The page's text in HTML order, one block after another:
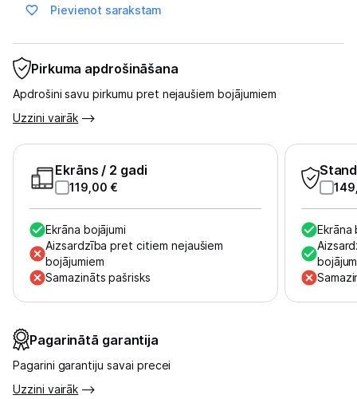
Tehnikas izvešana
Tet pakalpojumi
Kontakti
Informācija
Pievienot sarakstam
Pirkuma apdrošināšana
Apdrošini savu pirkumu pret nejaušiem bojājumiem
Uzzini vairāk
Ekrāns / 2 gadi
119,00 €
Ekrāna bojājumi
Aizsardzība pret citiem nejaušiem
bojājumiem
Samazināts pašrisks
Ekrāna
Pagarinātā garantija
Pagarini garantiju savai precei
Uzzini vairāk